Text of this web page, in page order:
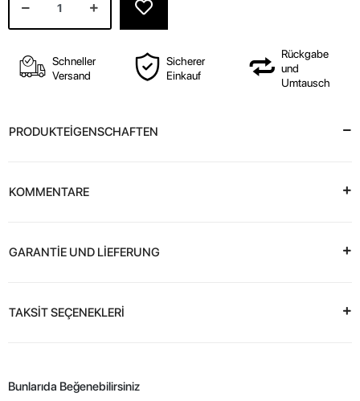
Schneller
Versand
Sicherer
Einkauf
Rückgabe
und
Umtausch
PRODUKTEİGENSCHAFTEN
KOMMENTARE
GARANTİE UND LİEFERUNG
TAKSİT SEÇENEKLERİ
Bunlarıda Beğenebilirsiniz